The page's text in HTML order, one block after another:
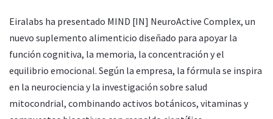
Eiralabs ha presentado MIND [IN] NeuroActive Complex, un
nuevo suplemento alimenticio diseñado para apoyar la
función cognitiva, la memoria, la concentración y el
equilibrio emocional. Según la empresa, la fórmula se inspira
en la neurociencia y la investigación sobre salud
mitocondrial, combinando activos botánicos, vitaminas y